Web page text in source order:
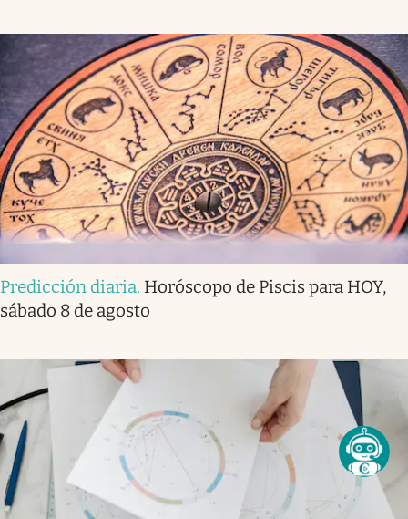
Predicción diaria. Horóscopo de Piscis para HOY,
sábado 8 de agosto